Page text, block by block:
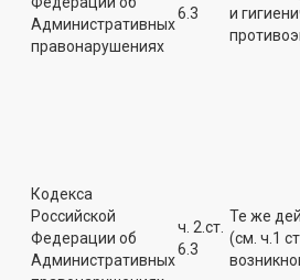
Административных
правонарушениях
6.3
и
Кодекса
Российской
Федерации об
Административных
ч. 2.ст.
6.3
Те же
(см. ч.1